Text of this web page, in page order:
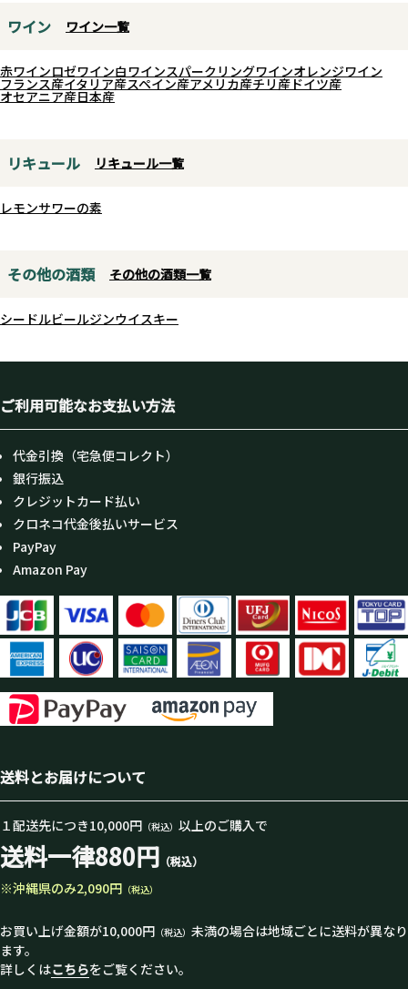
ワイン ワイン一覧
赤ワインロゼワイン白ワインスパークリングワインオレンジワイン
フランス産イタリア産スペイン産アメリカ産チリ産 ドイツ産
オセアニア産日本産
リキュール リキュール一覧
レモンサワーの素
その他の酒類 その他の酒類一覧
シードルビールジンウイスキー
ご利用可能なお支払い方法
代金引換（宅急便コレクト）
銀行振込
クレジットカード払い
クロネコ代金後払いサービス
PayPay
Amazon Pay
送料とお届けについて
１配送先につき10,000円 （税込） 以上のご購入で
送料一律880円 （税込）
※沖縄県のみ2,090円 （税込）
お買い上げ金額が10,000円 （税込） 未満の場合は地域ごとに送料が異なり
ます。
詳しくはこちらをご覧ください。